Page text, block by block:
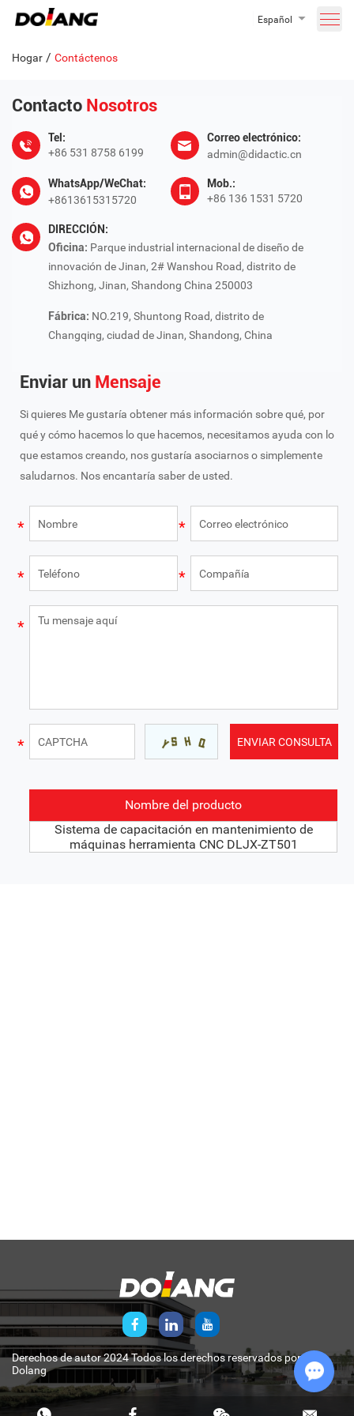
Español
Hogar / Contáctenos
Contacto Nosotros
Tel:
+86 531 8758 6199
Correo electrónico:
admin@didactic.cn
WhatsApp/WeChat:
+8613615315720
Mob.:
+86 136 1531 5720
DIRECCIÓN:
Oficina: Parque industrial internacional de diseño de
innovación de Jinan, 2# Wanshou Road, distrito de
Shizhong, Jinan, Shandong China 250003
Fábrica: NO.219, Shuntong Road, distrito de
Changqing, ciudad de Jinan, Shandong, China
Enviar un Mensaje
Si quieres Me gustaría obtener más información sobre qué, por
qué y cómo hacemos lo que hacemos, necesitamos ayuda con lo
que estamos creando, nos gustaría asociarnos o simplemente
saludarnos. Nos encantaría saber de usted.
Nombre del producto
Sistema de capacitación en mantenimiento de
máquinas herramienta CNC DLJX-ZT501
Derechos de autor 2024 Todos los derechos reservados por
Dolang